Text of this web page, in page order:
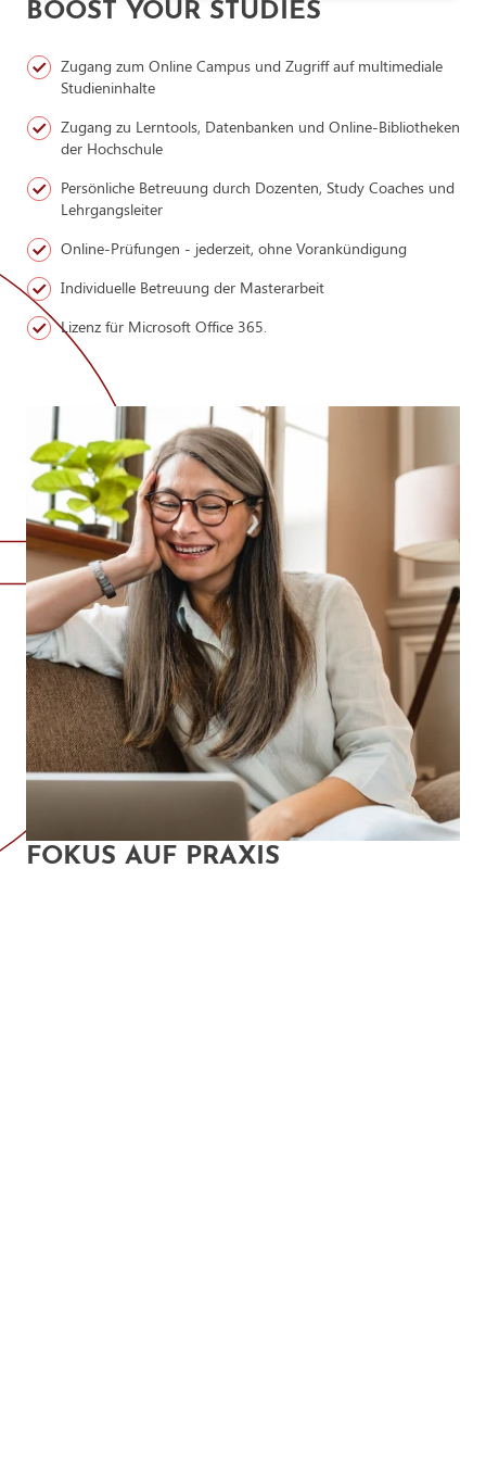
Bitte beachten Sie: Für einen Masterabschluss werden unter
Leistungspunkte benötigt. In den MBA-Studienprogrammen mit
90 ECTS können bei Nichterreichen der 300 ECTS-Punkte
fehlende Punkte durch beispielsweise zusätzliche Leistungen oder
weitergehende Berufserfahrung eingebracht werden.
Falls Sie unsicher sind, ob Sie die Voraussetzungen erfüllen, lassen
Sie Ihre Unterlagen einfach unverbindlich von uns prüfen.
BOOST YOUR STUDIES
Zugang zum Online Campus und Zugriff auf multimediale
Studieninhalte
Zugang zu Lerntools, Datenbanken und Online-Bibliotheken
der Hochschule
Persönliche Betreuung durch Dozenten, Study Coaches und
Lehrgangsleiter
Online-Prüfungen - jederzeit, ohne Vorankündigung
Individuelle Betreuung der Masterarbeit
Lizenz für Microsoft Office 365.
FOKUS AUF PRAXIS